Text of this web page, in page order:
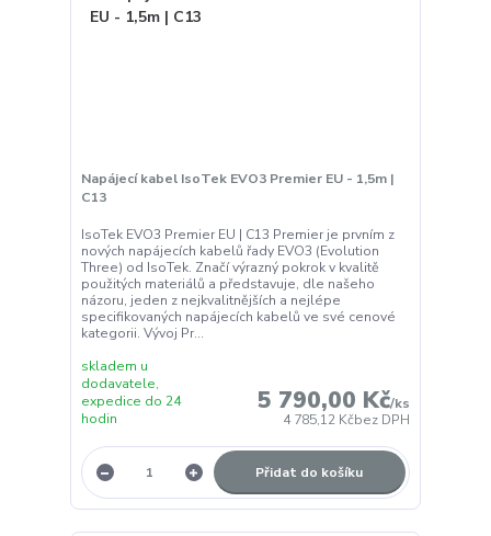
Napájecí kabel IsoTek EVO3 Premier EU - 1,5m |
C13
IsoTek EVO3 Premier EU | C13 Premier je prvním z
nových napájecích kabelů řady EVO3 (Evolution
Three) od IsoTek. Značí výrazný pokrok v kvalitě
použitých materiálů a představuje, dle našeho
názoru, jeden z nejkvalitnějších a nejlépe
specifikovaných napájecích kabelů ve své cenové
kategorii. Vývoj Pr...
5 790,00 Kč/ks
4 785,12 Kčbez DPH
skladem u
dodavatele,
expedice do 24
hodin
Přidat do košíku